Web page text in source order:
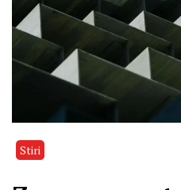
Stiri